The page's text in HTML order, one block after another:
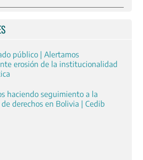
público | Alertamos
erosión de la institucionalidad
haciendo seguimiento a la
derechos en Bolivia | Cedib